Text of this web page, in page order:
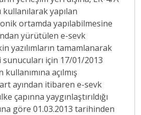
yapılan
ortamda yapılabilmesine
yürütülen e-sevk
yazılımların tamamlanarak
için 17/01/2013
açılmış
ayından itibaren e-sevk
çapınna yaygınlaştırıldığı
göre 01.03.2013 tarihinden